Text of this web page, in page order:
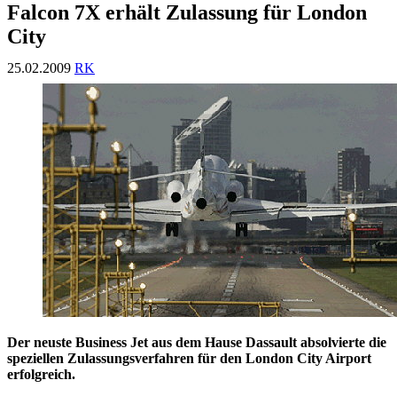
Falcon 7X erhält Zulassung für London
City
25.02.2009 RK
Der neuste Business Jet aus dem Hause Dassault absolvierte die
speziellen Zulassungsverfahren für den London City Airport
erfolgreich.